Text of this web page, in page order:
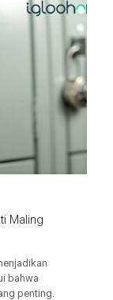
Maling
bahwa
penting.